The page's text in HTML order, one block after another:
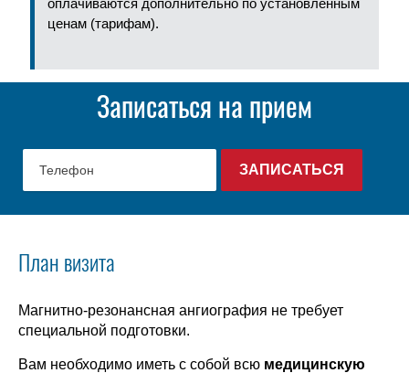
оплачиваются дополнительно по установленным
ценам (тарифам).
Записаться на прием
План визита
Магнитно-резонансная ангиография не требует
специальной подготовки.
Вам необходимо иметь с собой всю медицинскую